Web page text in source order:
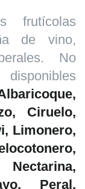
frutícolas
de vino,
No
Ciruelo,
Limonero,
Peral,